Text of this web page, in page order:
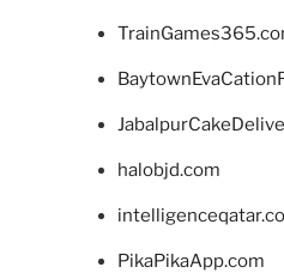
halobjd.com
PikaPikaApp.com